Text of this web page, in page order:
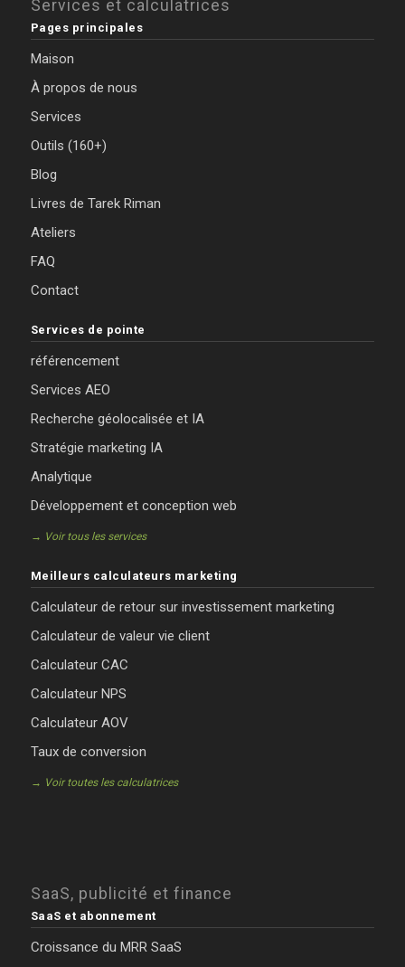
Services et calculatrices
Pages principales
Maison
À propos de nous
Services
Outils (160+)
Blog
Livres de Tarek Riman
Ateliers
FAQ
Contact
Services de pointe
référencement
Services AEO
Recherche géolocalisée et IA
Stratégie marketing IA
Analytique
Développement et conception web
→ Voir tous les services
Meilleurs calculateurs marketing
Calculateur de retour sur investissement marketing
Calculateur de valeur vie client
Calculateur CAC
Calculateur NPS
Calculateur AOV
Taux de conversion
→ Voir toutes les calculatrices
SaaS, publicité et finance
SaaS et abonnement
Croissance du MRR SaaS